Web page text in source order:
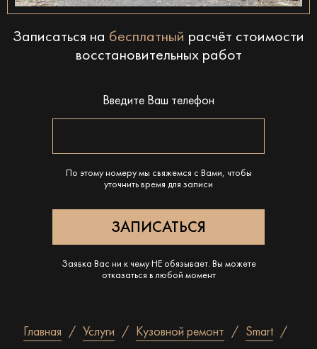
Записаться на бесплатный расчёт стоимости
восстановительных работ
Введите Ваш телефон
По этому номеру мы свяжемся с Вами, чтобы
уточнить время для записи
Заявка Вас ни к чему НЕ обязывает. Вы можете
отказаться в любой момент
Главная Услуги Кузовной ремонт
Smart